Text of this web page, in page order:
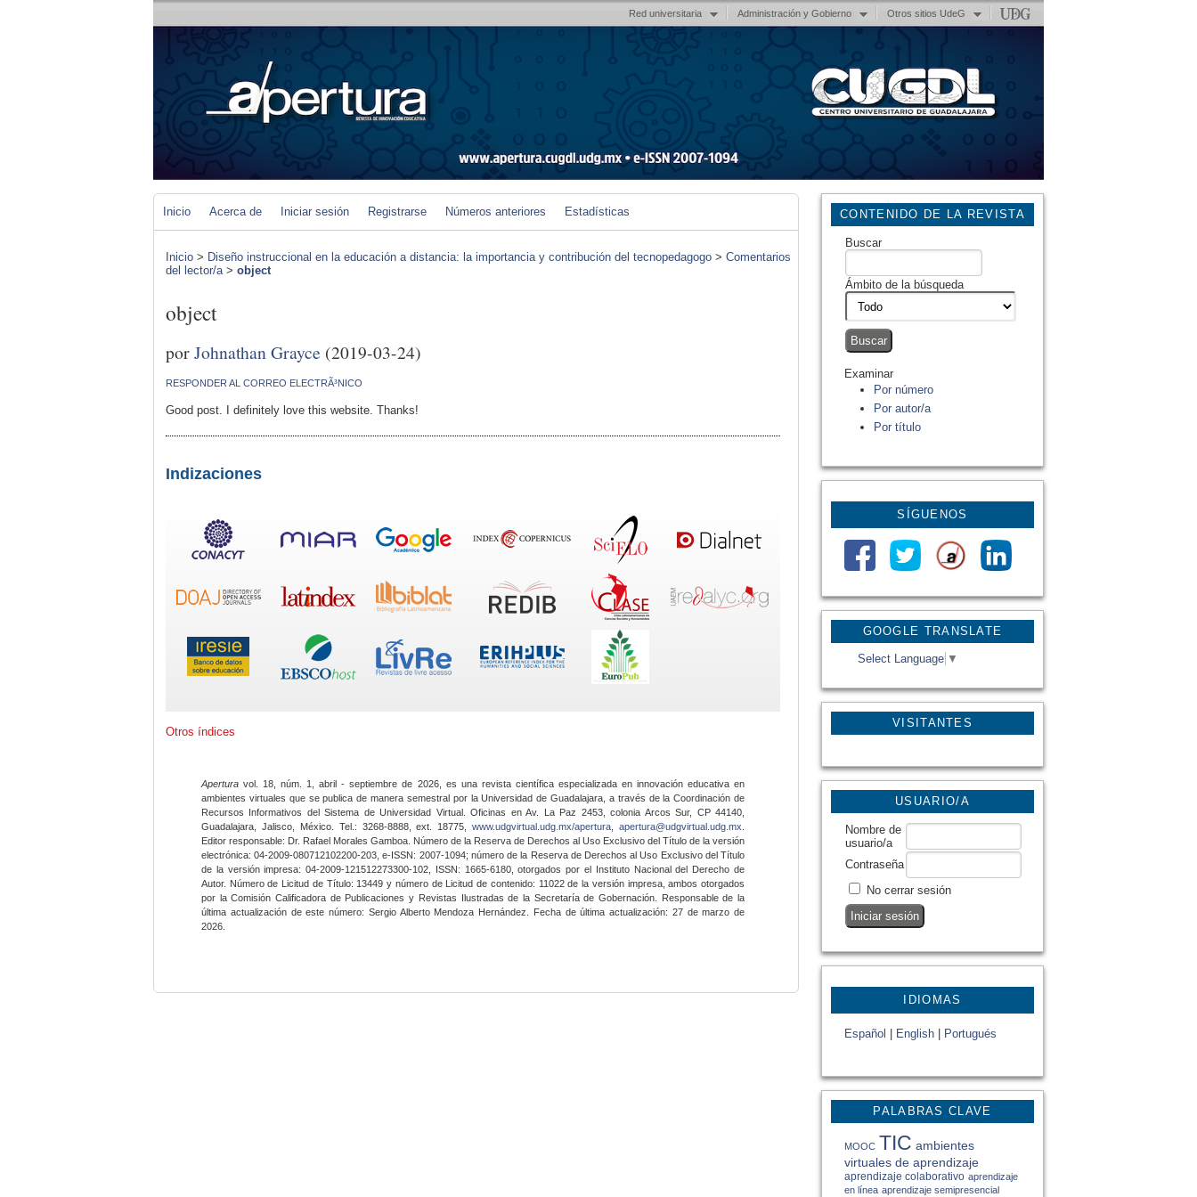
Red universitaria Administración y Gobierno Otros sitios UdeG
GOOGLE TRANSLATE
Select Language ▼
VISITANTES
CONTENIDO DE LA REVISTA
Buscar
Ámbito de la búsqueda
Examinar
Por número
Por autor/a
Por título
SÍGUENOS
USUARIO/A
Nombre de
usuario/a
Contraseña
No cerrar sesión
IDIOMAS
Español English Portugués
PALABRAS CLAVE
MOOC TIC ambientes
virtuales de aprendizaje
aprendizaje colaborativo aprendizaje
en línea aprendizaje semipresencial
Inicio Acerca de Iniciar sesión Registrarse Números anteriores Estadísticas
Inicio > Diseño instruccional en la educación a distancia: la importancia y contribución del tecnopedagogo > Comentarios
del lector/a> object
object
porJohnathan Grayce (2019-03-24)
RESPONDER AL CORREO ELECTRÃ³NICO
Good post. I definitely love this website. Thanks!
Indizaciones
Otros índices
Apertura vol. 18, núm. 1, abril - septiembre de 2026, es una revista científica especializada en innovación educativa en
ambientes virtuales que se publica de manera semestral por la Universidad de Guadalajara, a través de la Coordinación de
Recursos Informativos del Sistema de Universidad Virtual. Oficinas en Av. La Paz 2453, colonia Arcos Sur, CP 44140,
Guadalajara, Jalisco, México. Tel.: 3268-8888, ext. 18775,www.udgvirtual.udg.mx/apertura apertura@udgvirtual.udg.mx
Editor responsable: Dr. Rafael Morales Gamboa. Número de la Reserva de Derechos al Uso Exclusivo del Título de la versión
electrónica: 04-2009-080712102200-203, e-ISSN: 2007-1094; número de la Reserva de Derechos al Uso Exclusivo del Título
de la versión impresa: 04-2009-121512273300-102, ISSN: 1665-6180, otorgados por el Instituto Nacional del Derecho de
Autor. Número de Licitud de Título: 13449 y número de Licitud de contenido: 11022 de la versión impresa, ambos otorgados
por la Comisión Calificadora de Publicaciones y Revistas Ilustradas de la Secretaría de Gobernación. Responsable de la
última actualización de este número: Sergio Alberto Mendoza Hernández. Fecha de última actualización: 27 de marzo de
2026.